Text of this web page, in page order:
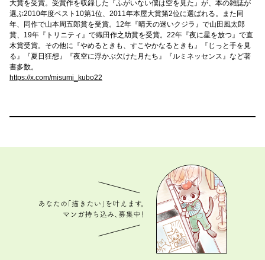
大賞を受賞。受賞作を収録した『ふがいない僕は空を見た』が、本の雑誌が
選ぶ2010年度ベスト10第1位、2011年本屋大賞第2位に選ばれる。また同
年、同作で山本周五郎賞を受賞。12年『晴天の迷いクジラ』で山田風太郎
賞、19年『トリニティ』で織田作之助賞を受賞。22年『夜に星を放つ』で直
木賞受賞。その他に『やめるときも、すこやかなるときも』『じっと手を見
る』『夏日狂想』『夜空に浮かぶ欠けた月たち』『ルミネッセンス』など著
書多数。
https://x.com/misumi_kubo22
あなたの「描きたい」を叶えます。 マンガ持ち込
み、募集中！